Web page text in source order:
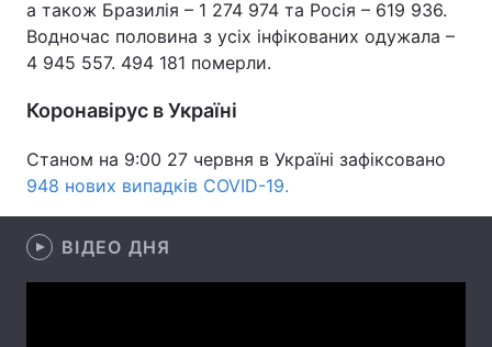
Туризм
Цікавинки Погода
Екологія
Лонгріди
Відео з Youtube
Інтерв'ю Думки
а також Бразилія – 1 274 974 та Росія – 619 936.
Водночас половина з усіх інфікованих одужала –
4 945 557. 494 181 померли.
Коронавірус в Україні
Станом на 9:00 27 червня в Україні зафіксовано
948 нових випадків COVID-19.
ВІДЕО ДНЯ